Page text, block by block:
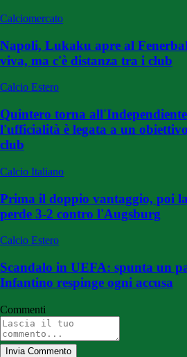
Calciomercato
Napoli, Lukaku apre al
viva, ma c'è distanza tra i club
Calcio Estero
Quintero torna
l'ufficialità è legata a un
club
Calcio Italiano
Prima il doppio vantaggio, poi
perde 3-2 contro l'Augsburg
Calcio Estero
Scandalo in UEFA: spunta un
Infantino respinge ogni accusa
Commenti
Invia Commento